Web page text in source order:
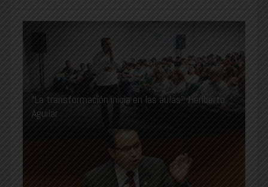
“La transformación inicia en las aulas”: Heriberto
Aguilar